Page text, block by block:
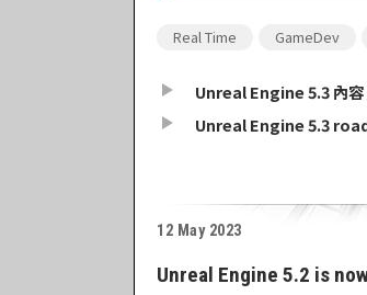
Real Time GameDev
Unreal Engine 5.3 內容
Unreal Engine 5.3
12 May 2023
Unreal Engine 5.2 is